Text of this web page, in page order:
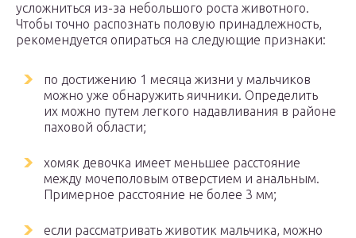
усложниться из-за небольшого роста животного.
Чтобы точно распознать половую принадлежность,
рекомендуется опираться на следующие признаки:
по достижению 1 месяца жизни у мальчиков
можно уже обнаружить яичники. Определить
их можно путем легкого надавливания в районе
паховой области;
хомяк девочка имеет меньшее расстояние
между мочеполовым отверстием и анальным.
Примерное расстояние не более 3 мм;
если рассматривать животик мальчика, можно